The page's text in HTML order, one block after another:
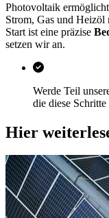
Photovoltaik
Strom, Gas und
Start ist eine präzise
setzen wir an.
Werde Teil
die diese
Hier